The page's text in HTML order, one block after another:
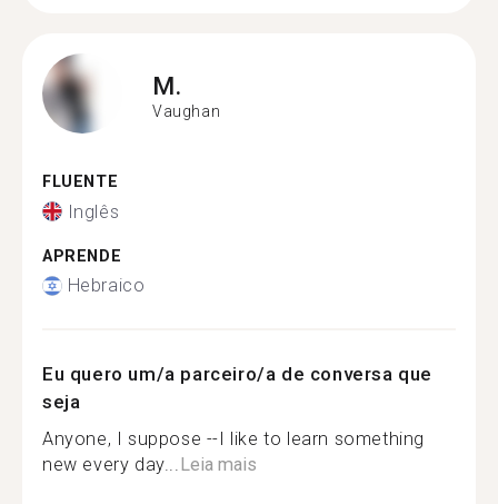
M.
Vaughan
FLUENTE
Inglês
APRENDE
Hebraico
Eu quero um/a parceiro/a de conversa que
seja
Anyone, I suppose --I like to learn something
new every day...Leia mais